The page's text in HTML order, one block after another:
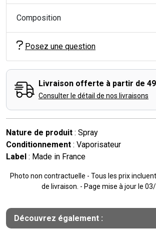
Composition
Posez une question
Livraison offerte à partir de
Consulter le détail de nos livraisons
Nature de produit : Spray
Conditionnement : Vaporisateur
Label : Made in France
Photo non contractuelle - Tous les prix
de livraison. - Page mise à jour le
Découvrez également :